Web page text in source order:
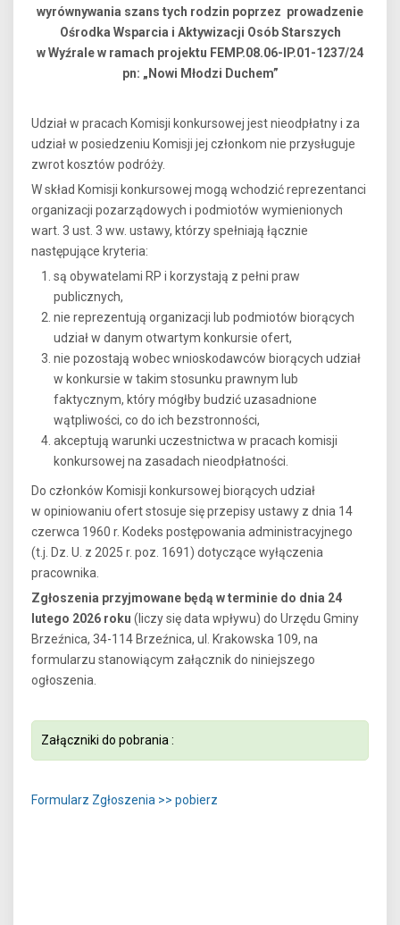
wyrównywania szans tych rodzin poprzez prowadzenie
Ośrodka Wsparcia i Aktywizacji Osób Starszych
w Wyźrale w ramach projektu FEMP.08.06-IP.01-1237/24
pn: „Nowi Młodzi Duchem”
Udział w pracach Komisji konkursowej jest nieodpłatny i za
udział w posiedzeniu Komisji jej członkom nie przysługuje
zwrot kosztów podróży.
W skład Komisji konkursowej mogą wchodzić reprezentanci
organizacji pozarządowych i podmiotów wymienionych
wart. 3 ust. 3 ww. ustawy, którzy spełniają łącznie
następujące kryteria:
są obywatelami RP i korzystają z pełni praw
publicznych,
nie reprezentują organizacji lub podmiotów biorących
udział w danym otwartym konkursie ofert,
nie pozostają wobec wnioskodawców biorących udział
w konkursie w takim stosunku prawnym lub
faktycznym, który mógłby budzić uzasadnione
wątpliwości, co do ich bezstronności,
akceptują warunki uczestnictwa w pracach komisji
konkursowej na zasadach nieodpłatności.
Do członków Komisji konkursowej biorących udział
w opiniowaniu ofert stosuje się przepisy ustawy z dnia 14
czerwca 1960 r. Kodeks postępowania administracyjnego
(t.j. Dz. U. z 2025 r. poz. 1691) dotyczące wyłączenia
pracownika.
Zgłoszenia przyjmowane będą w terminie do dnia 24
lutego 2026 roku (liczy się data wpływu) do Urzędu Gminy
Brzeźnica, 34-114 Brzeźnica, ul. Krakowska 109, na
formularzu stanowiącym załącznik do niniejszego
ogłoszenia.
Załączniki do pobrania :
Formularz Zgłoszenia >> pobierz